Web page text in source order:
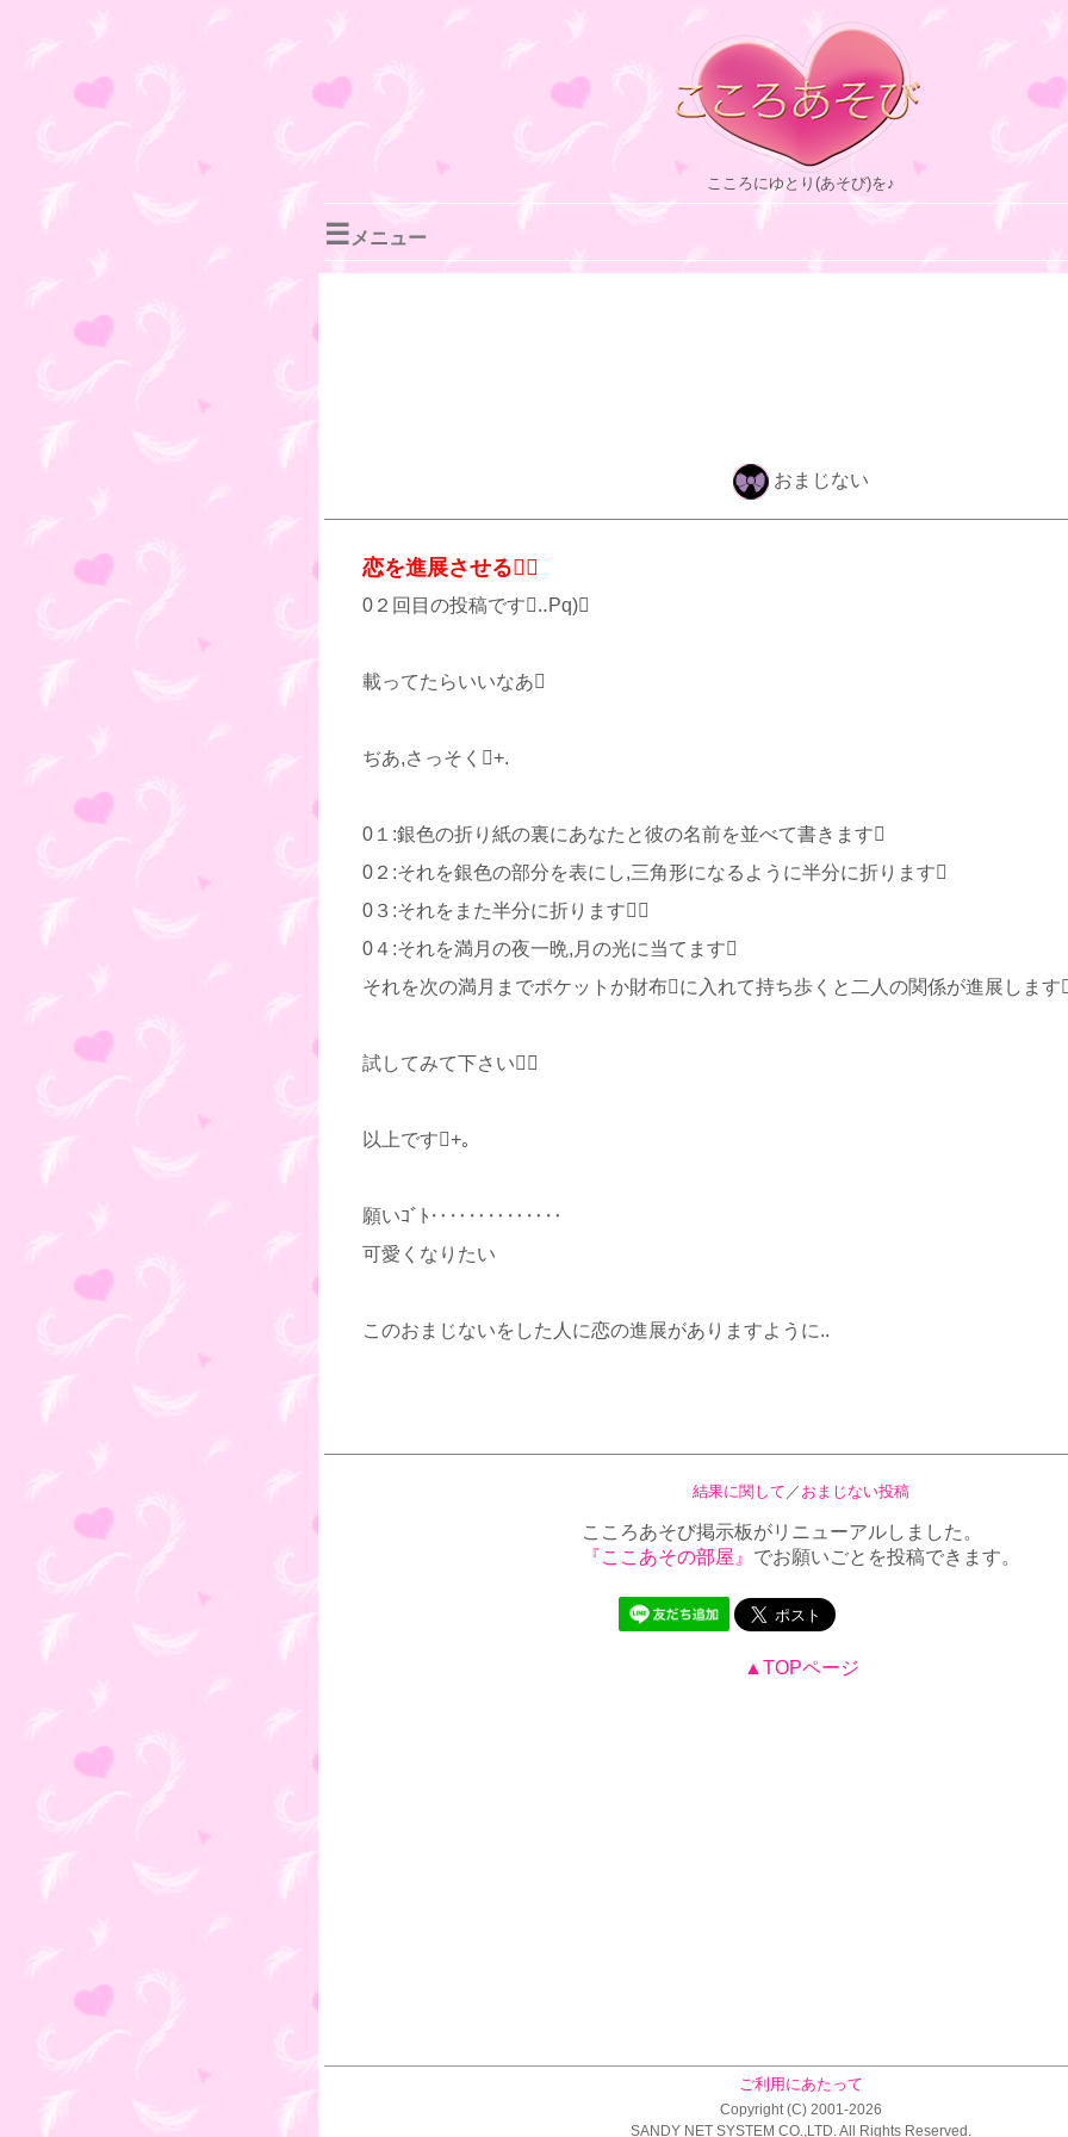
こころにゆとり(あそび)を♪
☰ メニュー
おまじない
恋を進展させる
0２回目の投稿です‥Pq)
載ってたらいいなあ
ぢあ,さっそく+.
0１:銀色の折り紙の裏にあなたと彼の名前を並べて書きます
0２:それを銀色の部分を表にし,三角形になるように半分に折ります
0３:それをまた半分に折ります
0４:それを満月の夜一晩,月の光に当てます
それを次の満月までポケットか財布に入れて持ち歩くと二人の関係が進展します
試してみて下さい☆
以上です+｡
願いｺﾞﾄ‥‥‥‥‥‥‥
可愛くなりたい
このおまじないをした人に恋の進展がありますように..
結果に関して ／ おまじない投稿
こころあそび掲示板がリニューアルしました。
『ここあその部屋』 でお願いごとを投稿できます。
▲TOPページ
ご利用にあたって
Copyright (C) 2001-2026
SANDY NET SYSTEM CO.,LTD. All Rights Reserved.